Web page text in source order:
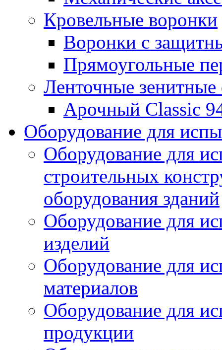
Кровельные воронки
Воронки с
Прямоугольные
Ленточные
Арочный Classic
Оборудование для
Оборудование для
строительных
оборудования зданий
Оборудование для
изделий
Оборудование для
материалов
Оборудование для
продукции